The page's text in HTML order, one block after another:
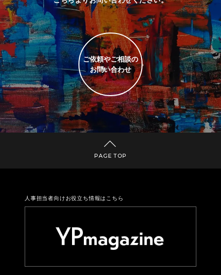
ご依頼やご相談の
お問い合わせ
PAGE TOP
人事担当者向けお役立ち情報はこちら